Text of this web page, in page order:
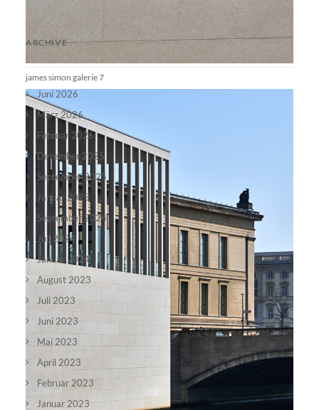
james simon galerie 7
ARCHIVE
Juni 2026
März 2026
Februar 2026
Dezember 2025
September 2025
Januar 2025
September 2024
Juli 2024
Januar 2024
August 2023
Juli 2023
Juni 2023
Mai 2023
April 2023
Februar 2023
Januar 2023